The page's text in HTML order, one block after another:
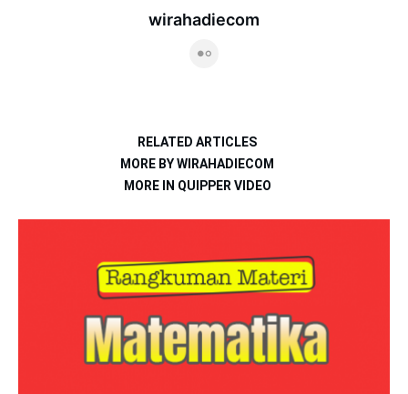
wirahadiecom
RELATED ARTICLES
MORE BY WIRAHADIECOM
MORE IN QUIPPER VIDEO